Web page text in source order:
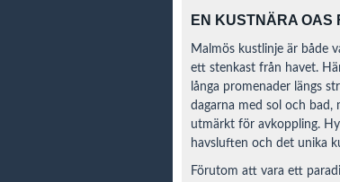
EN KUSTNÄRA OAS
Malmös kustlinje är både
ett stenkast från havet.
långa promenader längs
dagarna med sol och
utmärkt för avkoppling.
havsluften och det unika
Förutom att vara ett